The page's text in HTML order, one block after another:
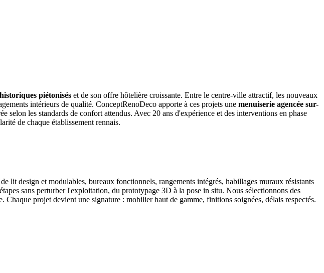
piétonisés et de son offre hôtelière croissante. Entre le centre-ville attractif, les nouveaux
intérieurs de qualité. ConceptRenoDeco apporte à ces projets une menuiserie agencée sur-
selon les standards de confort attendus. Avec 20 ans d'expérience et des interventions en phase
de chaque établissement rennais.
lit design et modulables, bureaux fonctionnels, rangements intégrés, habillages muraux résistants
sans perturber l'exploitation, du prototypage 3D à la pose in situ. Nous sélectionnons des
projet devient une signature : mobilier haut de gamme, finitions soignées, délais respectés.